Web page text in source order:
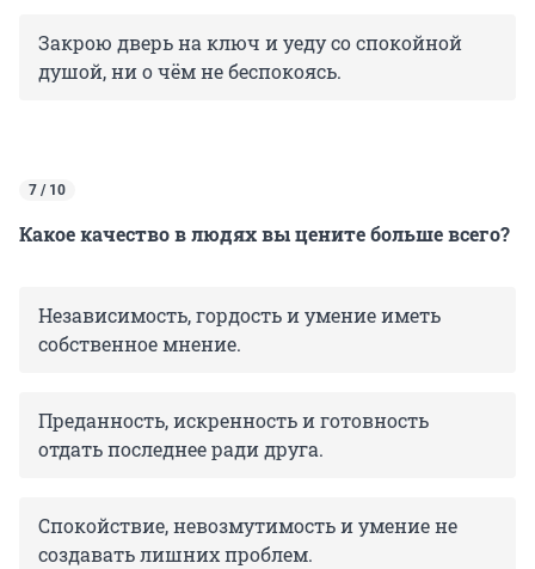
Закрою дверь на ключ и уеду со спокойной
душой, ни о чём не беспокоясь.
7 / 10
Какое качество в людях вы цените больше всего?
Независимость, гордость и умение иметь
собственное мнение.
Преданность, искренность и готовность
отдать последнее ради друга.
Спокойствие, невозмутимость и умение не
создавать лишних проблем.